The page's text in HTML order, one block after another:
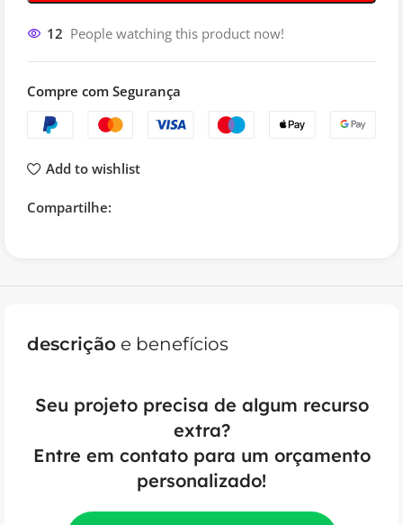
12 People watching this product now!
Compre com Segurança
Add to wishlist
Compartilhe:
descrição e benefícios
Seu projeto precisa de algum recurso
extra?
Entre em contato para um orçamento
personalizado!